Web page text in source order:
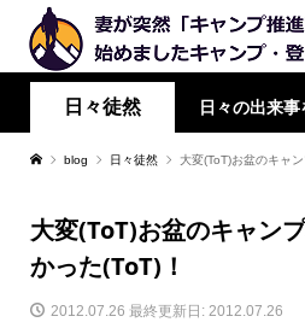
日々徒然 日々の出来
blog 日々徒然 大変(ToT)お盆のキャ
大変(ToT)お盆のキャン
かった(ToT)！
2012.07.26 最終更新日: 2012.07.26